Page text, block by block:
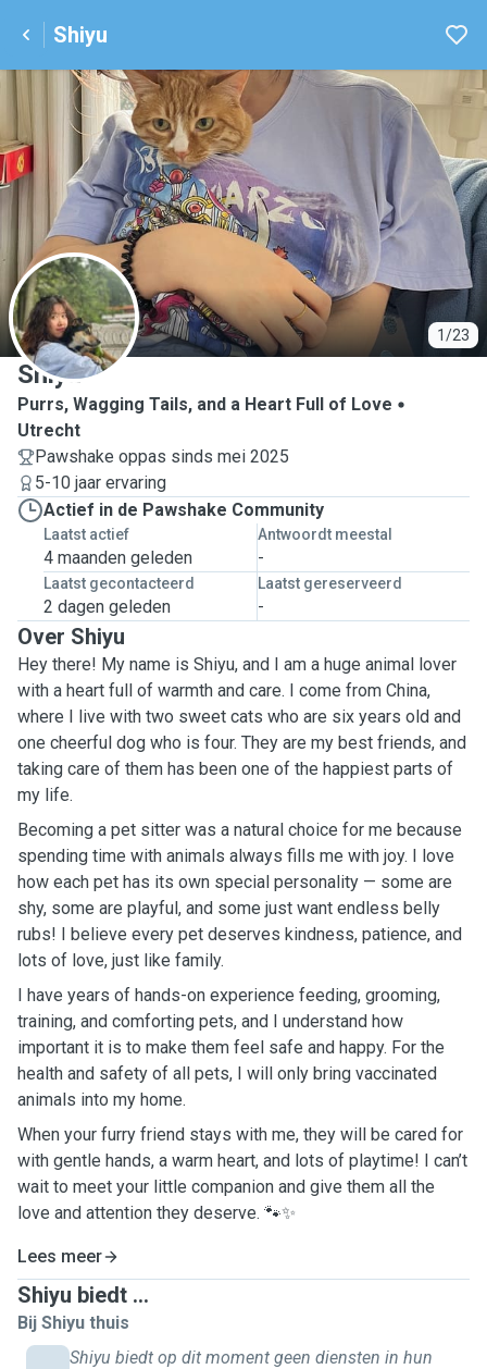
Shiyu
1/23
S
Shiyu
Purrs, Wagging Tails, and a Heart Full of Love
Utrecht
Pawshake oppas sinds mei 2025
5-10 jaar ervaring
Actief in de Pawshake Community
Laatst actief
4 maanden geleden
Antwoordt meestal
-
Laatst gecontacteerd
2 dagen geleden
Laatst gereserveerd
-
Over Shiyu
Hey there! My name is Shiyu, and I am a huge animal lover
with a heart full of warmth and care. I come from China,
where I live with two sweet cats who are six years old and
one cheerful dog who is four. They are my best friends, and
taking care of them has been one of the happiest parts of
my life.
Becoming a pet sitter was a natural choice for me because
spending time with animals always fills me with joy. I love
how each pet has its own special personality — some are
shy, some are playful, and some just want endless belly
rubs! I believe every pet deserves kindness, patience, and
lots of love, just like family.
I have years of hands-on experience feeding, grooming,
training, and comforting pets, and I understand how
important it is to make them feel safe and happy. For the
health and safety of all pets, I will only bring vaccinated
animals into my home.
When your furry friend stays with me, they will be cared for
with gentle hands, a warm heart, and lots of playtime! I can’t
wait to meet your little companion and give them all the
love and attention they deserve. 🐾✨
Lees meer
Shiyu biedt ...
Bij Shiyu thuis
Shiyu biedt op dit moment geen diensten in hun